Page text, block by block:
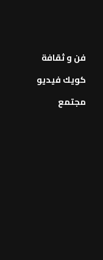
فن و ثقافة
كويك فيديو
مجتمع